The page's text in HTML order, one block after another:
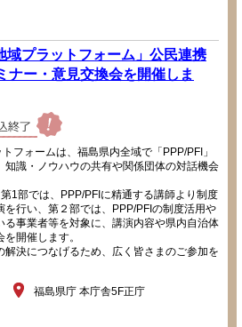
域プラットフォーム」公民連携
ナー・意見交換会を開催しま
フォームは、福島県内全域で「PPP/PFI」
知識・ノウハウの共有や関係団体の対話機会
1部では、PPP/PFIに精通する講師より制度
行い、第２部では、PPP/PFIの制度活用や
る事業者等を対象に、講演内容や県内自治体
開催します。
解決につなげるため、広く皆さまのご参加を
福島県庁 本庁舎5F正庁